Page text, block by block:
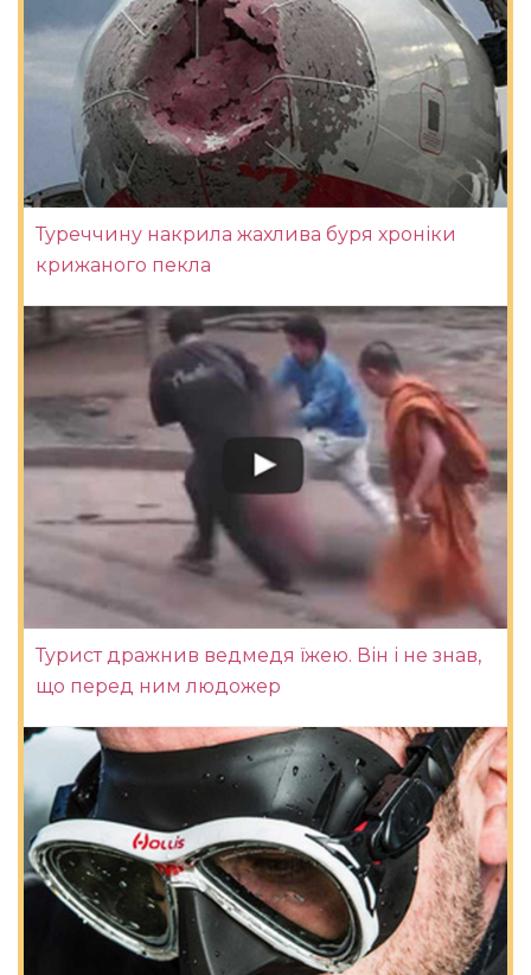
Туреччину накрила жахлива буря хроніки
крижаного пекла
Турист дражнив ведмедя їжею. Він і не знав,
що перед ним людожер